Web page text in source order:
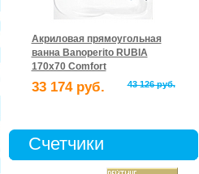
Акриловая прямоугольная
ванна Banoperito RUBIA
170x70 Comfort
33 174 руб. 43 126 руб.
Счетчики